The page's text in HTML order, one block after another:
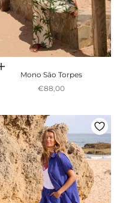
Adicionar ao carrinho
Mono São Torpes
Preço promocional
€88,00